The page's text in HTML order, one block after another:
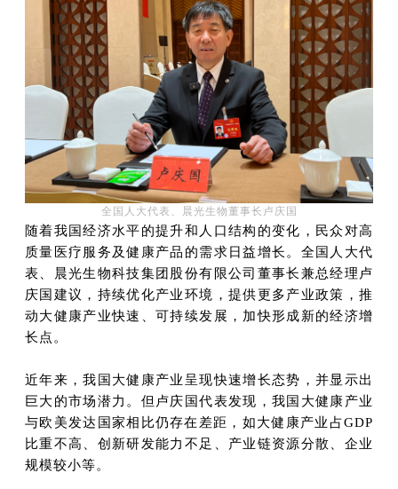
全国人大代表、晨光生物董事长卢庆国
随着我国经济水平的提升和人口结构的变化，民众对高
质量医疗服务及健康产品的需求日益增长。全国人大代
表、晨光生物科技集团股份有限公司董事长兼总经理卢
庆国建议，持续优化产业环境，提供更多产业政策，推
动大健康产业快速、可持续发展，加快形成新的经济增
长点。
近年来，我国大健康产业呈现快速增长态势，并显示出
巨大的市场潜力。但卢庆国代表发现，我国大健康产业
与欧美发达国家相比仍存在差距，如大健康产业占GDP
比重不高、创新研发能力不足、产业链资源分散、企业
规模较小等。